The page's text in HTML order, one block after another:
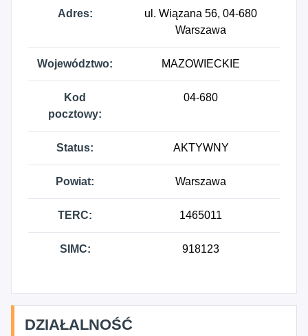
Adres:
ul. Wiązana 56, 04-680
Warszawa
Województwo: MAZOWIECKIE
Kod
pocztowy:
04-680
Status: AKTYWNY
Powiat: Warszawa
TERC: 1465011
SIMC: 918123
DZIAŁALNOŚĆ